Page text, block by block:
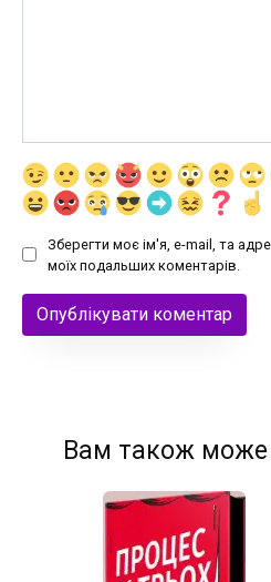
Зберегти моє ім'я, e-mail, та
моїх подальших коментарів.
Вам також може